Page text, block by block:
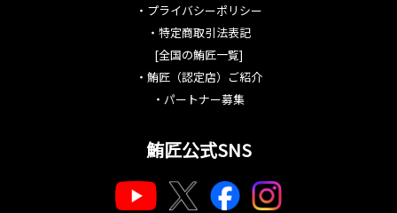
・ プライバシーポリシー
・ 特定商取引法表記
[全国の鮪匠一覧]
・ 鮪匠（認定店）ご紹介
・ パートナー募集
鮪匠公式SNS